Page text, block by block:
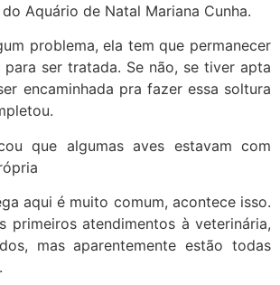
Aquário de Natal Mariana Cunha.
problema, ela tem que permanecer
ser tratada. Se não, se tiver apta
encaminhada pra fazer essa soltura
que algumas aves estavam com
aqui é muito comum, acontece isso.
primeiros atendimentos à veterinária,
mas aparentemente estão todas